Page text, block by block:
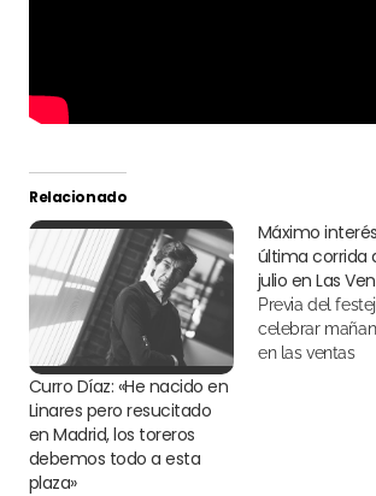
Relacionado
Curro Díaz: «He nacido en
Linares pero resucitado
en Madrid, los toreros
debemos todo a esta
plaza»
Máximo
última corrida
julio en Las
Previa del festejo a
celebrar
en las ventas